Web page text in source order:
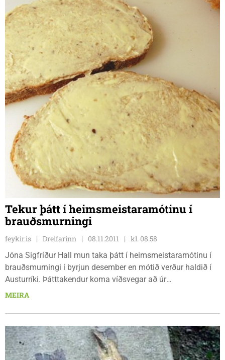
Tekur þátt í heimsmeistaramótinu í
brauðsmurningi
feykir.is Dreifarinn 08.11.2011
kl. 08.58
Jóna Sigfríður Hall mun taka þátt í heimsmeistaramótinu í
brauðsmurningi í byrjun desember en mótið verður haldið í
Austurríki. Þátttakendur koma víðsvegar að úr
heiminum. Jóna sagði í samtali við Dreifarann að hún væ...
MEIRA